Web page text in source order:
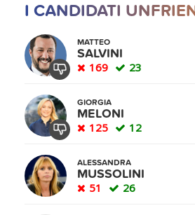
I CANDIDATI
MATTEO
SALVINI
169 23
GIORGIA
MELONI
125 12
ALESSANDRA
MUSSOLINI
51 26